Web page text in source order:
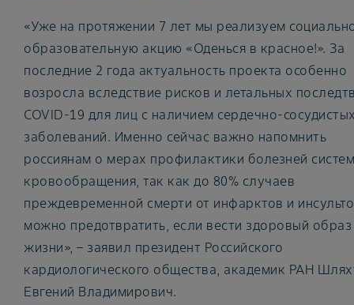
«Уже на протяжении 7 лет мы реализуем
образовательную акцию «Оденься в красное!». За
последние 2 года актуальность проекта особенно
возросла вследствие рисков и летальных
COVID-19 для лиц с наличием сердечно-
заболеваний. Именно сейчас важно напомнить
россиянам о мерах профилактики болезней
кровообращения, так как до 80% случаев
преждевременной смерти от инфарктов и
можно предотвратить, если вести здоровый образ
жизни», – заявил президент Российского
кардиологического общества, академик РАН
Евгений Владимирович.